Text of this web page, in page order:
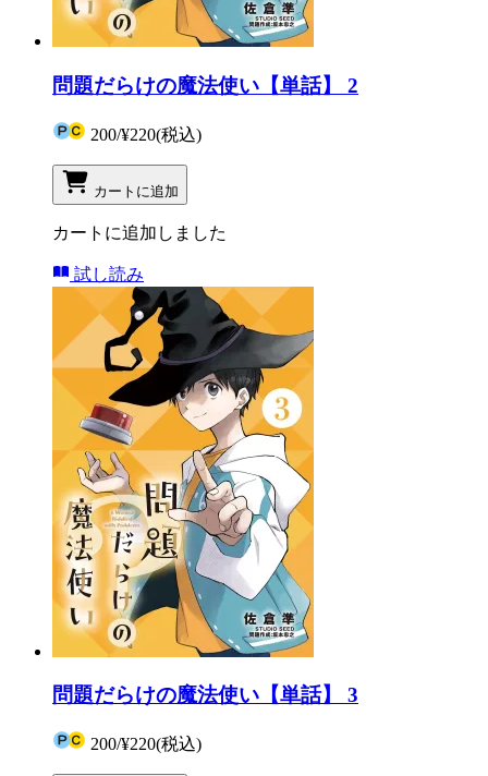
問題だらけの魔法使い【単話】 2
200/¥220(税込)
カートに追加
カートに追加しました
試し読み
問題だらけの魔法使い【単話】 3
200/¥220(税込)